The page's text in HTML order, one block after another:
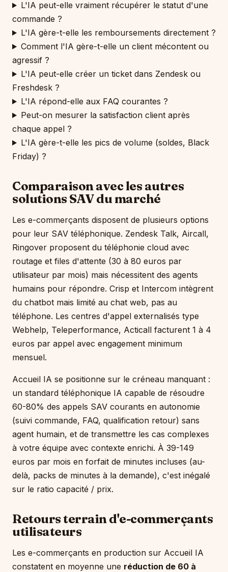
L'IA peut-elle vraiment récupérer le statut d'une
commande ?
L'IA gère-t-elle les remboursements directement ?
Comment l'IA gère-t-elle un client mécontent ou
agressif ?
L'IA peut-elle créer un ticket dans Zendesk ou
Freshdesk ?
L'IA répond-elle aux FAQ courantes ?
Peut-on mesurer la satisfaction client après
chaque appel ?
L'IA gère-t-elle les pics de volume (soldes, Black
Friday) ?
Comparaison avec les autres
solutions SAV du marché
Les e-commerçants disposent de plusieurs options
pour leur SAV téléphonique. Zendesk Talk, Aircall,
Ringover proposent du téléphonie cloud avec
routage et files d'attente (30 à 80 euros par
utilisateur par mois) mais nécessitent des agents
humains pour répondre. Crisp et Intercom intègrent
du chatbot mais limité au chat web, pas au
téléphone. Les centres d'appel externalisés type
Webhelp, Teleperformance, Acticall facturent 1 à 4
euros par appel avec engagement minimum
mensuel.
Accueil IA se positionne sur le créneau manquant :
un standard téléphonique IA capable de résoudre
60-80% des appels SAV courants en autonomie
(suivi commande, FAQ, qualification retour) sans
agent humain, et de transmettre les cas complexes
à votre équipe avec contexte enrichi. À 39-149
euros par mois en forfait de minutes incluses (au-
delà, packs de minutes à la demande), c'est inégalé
sur le ratio capacité / prix.
Retours terrain d'e-commerçants
utilisateurs
Les e-commerçants en production sur Accueil IA
constatent en moyenne une réduction de 60 à